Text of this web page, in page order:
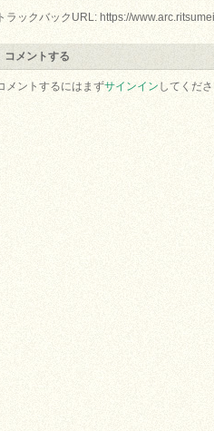
トラックバックURL: https://
コメントする
メントするにはまずサインイン してくださ